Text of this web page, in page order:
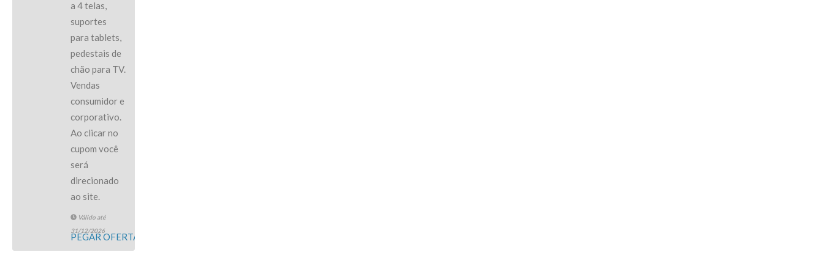
a 4 telas,
suportes
para tablets,
pedestais de
chão para TV.
Vendas
consumidor e
corporativo.
Ao clicar no
cupom você
será
direcionado
ao site.
Válido até
31/12/2026
PEGAR OFERTA